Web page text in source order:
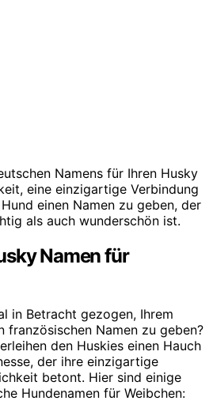
Namens für Ihren Husky
eine einzigartige Verbindung
einen Namen zu geben, der
als auch wunderschön ist.
Namen für
in Betracht gezogen, Ihrem
französischen Namen zu geben?
den Huskies einen Hauch
der ihre einzigartige
betont. Hier sind einige
Hundenamen für Weibchen: